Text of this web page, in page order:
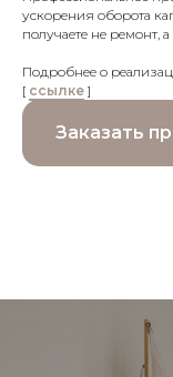
ускорения оборота
получаете не ремонт,
Подробнее о
[ ссылке ]
Заказать